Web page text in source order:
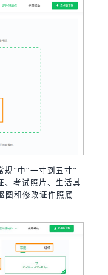
规”中“一寸到五寸”
、考试照片、生活其
图和修改证件照底